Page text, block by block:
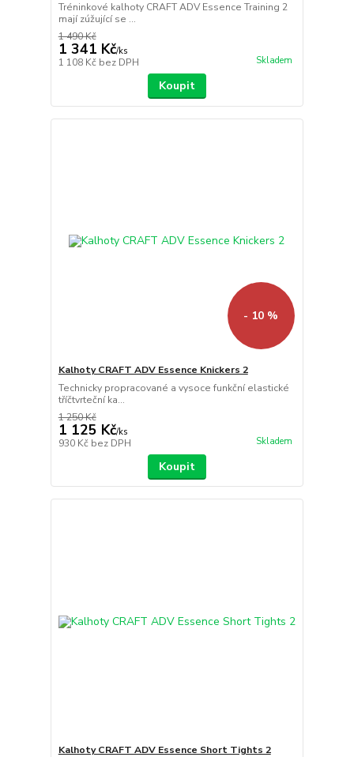
Tréninkové kalhoty CRAFT ADV Essence Training 2
mají zúžující se ...
1 490 Kč
1 341 Kč/ks
1 108 Kč bez DPH Skladem
Koupit
- 10 %
Kalhoty CRAFT ADV Essence Knickers 2
Technicky propracované a vysoce funkční elastické
tříčtvrteční ka...
1 250 Kč
1 125 Kč/ks
930 Kč bez DPH Skladem
Koupit
Kalhoty CRAFT ADV Essence Short Tights 2